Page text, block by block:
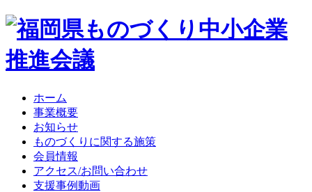
ホーム
事業概要
お知らせ
ものづくりに関する施策
会員情報
アクセス/お問い合わせ
支援事例動画